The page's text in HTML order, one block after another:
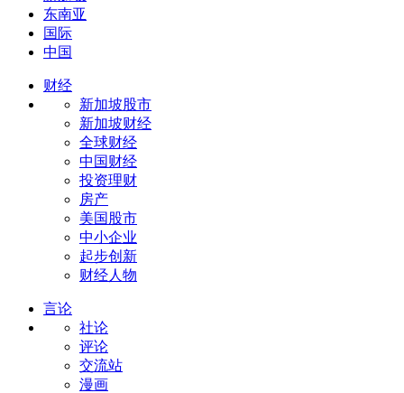
东南亚
国际
中国
财经
新加坡股市
新加坡财经
全球财经
中国财经
投资理财
房产
美国股市
中小企业
起步创新
财经人物
言论
社论
评论
交流站
漫画